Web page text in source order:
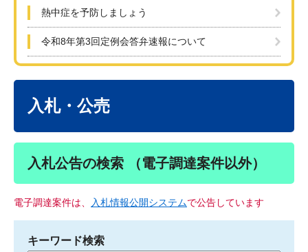
熱中症を予防しましょう
令和8年第3回定例会答弁速報について
入札・公売
入札公告の検索 （電子調達案件以外）
電子調達案件は、 入札情報公開システムで公告しています
キーワード検索